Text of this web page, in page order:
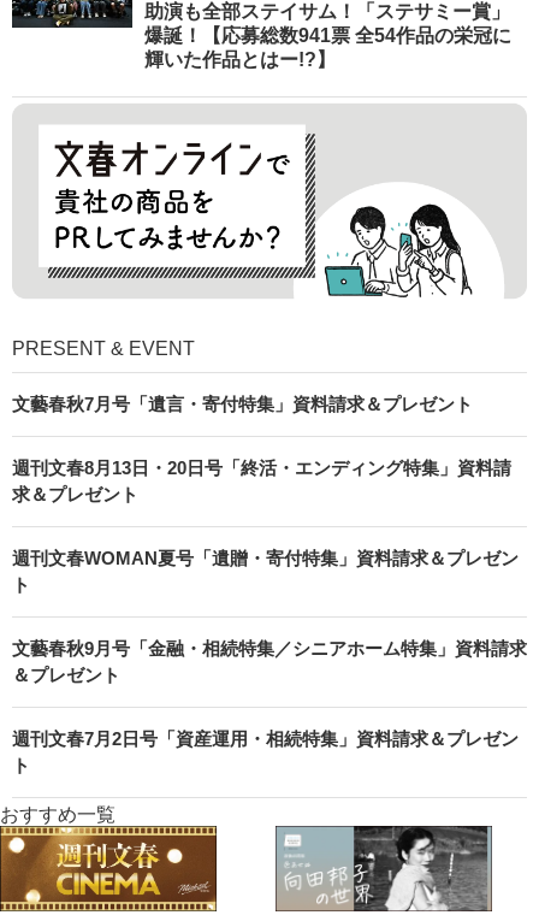
助演も全部ステイサム！「ステサミー賞」
爆誕！【応募総数941票 全54作品の栄冠に
輝いた作品とはー!?】
PRESENT & EVENT
文藝春秋7月号「遺言・寄付特集」資料請求＆プレゼント
週刊文春8月13日・20日号「終活・エンディング特集」資料請
求＆プレゼント
週刊文春WOMAN夏号「遺贈・寄付特集」資料請求＆プレゼン
ト
文藝春秋9月号「金融・相続特集／シニアホーム特集」資料請求
＆プレゼント
週刊文春7月2日号「資産運用・相続特集」資料請求＆プレゼン
ト
おすすめ一覧